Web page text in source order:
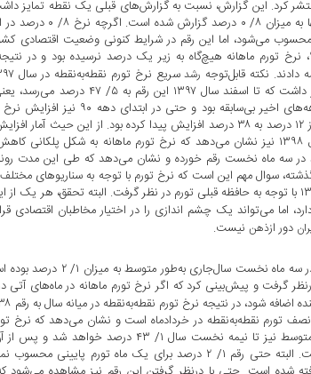
کرد. این گزارش، نسبت به گزارش‌های قبلی یک نقطه تمایز
پایین نرخ تورم ماهانه بود. در این گزارش، نرخ تورم
محسوب می‌شود، اما این رقم در شرایط کنونی وضعیت اقتصادی
پایین بوده است. از فروردین سال ۹۷ تا اردیبهشت‌ماه سال ۹۸، نرخ تورم ماهانه هیچ‌گاه به زیر یک درصد نرسیده بود
نکته قابل‌توجه رشد
تورم نقطه‌به‌نقطه در فروردین سال ۱۳۹۷ در سطح ۷ درصد قرار داشت که تا اسفند
میزان ۴۰ واحد درصد. این افزایش سریع در نرخ تورم طی دهه‌های اخیر
شیب رخ نداده بود، در فروردین سال ۹۱ نرخ تورم نقطه‌به‌نقطه از ۱۲ درصد به ۳۸ درصد افزایش پیدا کرده بود. از این
در سال ۱۳۹۷ منحصر به فرد بوده است. آمارهای تورمی در سال ۱۳۹۸ نیز نشان می‌دهد که نرخ تورم ماهانه به شکل
تورم ماهانه ۴ درصد، ۵/ ۱ درصد و ۸/ ۰ درصد در سه ماه نخست رقم خورده و نشان می‌دهد که طی این
سوال مهم این است که نرخ تورم با توجه به سناریو‌های مختلف
خواهد گرفت. به‌طور کلی می‌توان سه سناریو برای تورم سال ۱۳۹۸ با توجه به حافظه قبلی تورم در نظر گرفت. البته تحقق،
اما می‌تواند یک چشم اندازی را در اختیار مخاطبان اقتصادی
دور ازذهننیست.
سناریوی نخست: بررسی‌ها نشان می‌دهد که نرخ تورم ماهانه در سه
گرفت و پیش‌بینی کرد که اگر نرخ تورم ماهانه در ماه‌های
رقم تقریبا، نصف تورم نقطه‌به‌نقطه در خردادماه است و نشان می‌دهد که نرخ
کاهش سریع را دارد. همچنین براساس این سناریو، نرخ تورم متوسط نیز تا نیمه نخست سال
مسیر نزولی شده و به سطح ۷/ ۳۷ درصد کاهش خواهد یافت. البته حتی رقم ۱/ ۲ درصد برای یک ماه تورم